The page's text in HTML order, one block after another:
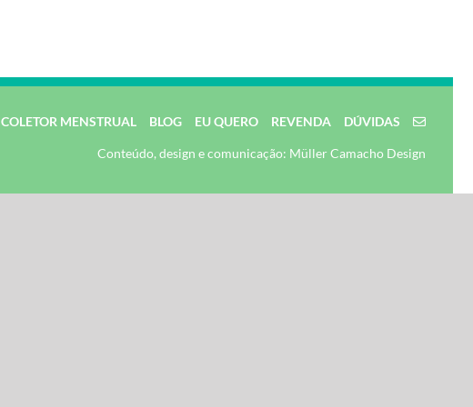
COLETOR MENSTRUAL BLOG EU QUERO REVENDA DÚVIDAS
Conteúdo, design e comunicação: Müller Camacho Design